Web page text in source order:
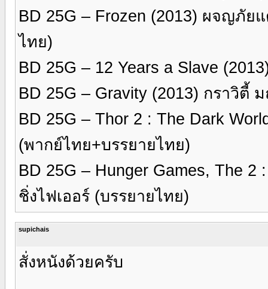
BD 25G – Frozen (2013) ผจญภั
ไทย)
BD 25G – 12 Years a Slave
BD 25G – Gravity (2013) กราวิตี้
BD 25G – Thor 2 : The Dark
(พากย์ไทย+บรรยายไทย)
BD 25G – Hunger Games, The 2
ชิ่งไฟเออร์ (บรรยายไทย)
supichais
สั่งหนังด้วยครับ